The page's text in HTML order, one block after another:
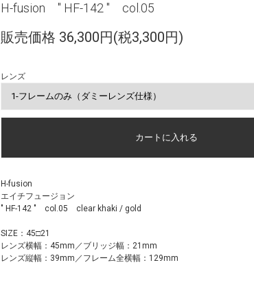
H-fusion " HF-142 " col.05
販売価格 36,300円(税3,300円)
レンズ
H-fusion
エイチフュージョン
" HF-142 " col.05 clear khaki / gold
SIZE：45□21
レンズ横幅：45mm／ブリッジ幅：21mm
レンズ縦幅：39mm／フレーム全横幅：129mm